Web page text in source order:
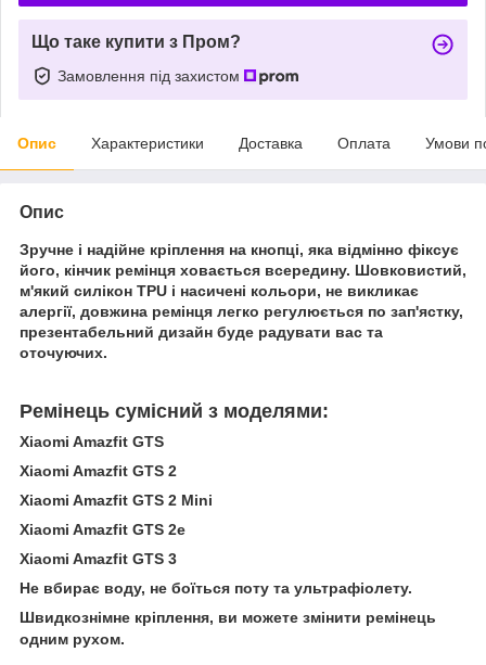
Що таке купити з Пром?
Замовлення під захистом
Опис Характеристики Доставка Оплата Умови
Опис
Зручне і надійне кріплення на кнопці, яка відмінно фіксує
його, кінчик ремінця ховається всередину. Шовковистий,
м'який силікон TPU і насичені кольори, не викликає
алергії, довжина ремінця легко регулюється по зап'ястку,
презентабельний дизайн буде радувати вас та
оточуючих.
Ремінець сумісний з моделями:
Xiaomi Amazfit GTS
Xiaomi Amazfit GTS 2
Xiaomi Amazfit GTS 2 Mini
Xiaomi Amazfit GTS 2e
Xiaomi Amazfit GTS 3
Не вбирає воду, не боїться поту та ультрафіолету.
Швидкознімне кріплення, ви можете змінити ремінець
одним рухом.